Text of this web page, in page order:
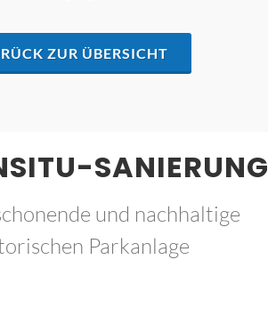
ZUR ÜBERSICHT
SANIERUNG
und nachhaltige
Parkanlage